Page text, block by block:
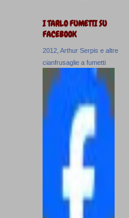
I TARLO FUMETTI SU
FACEBOOK
2012, Arthur Serpis e altre
cianfrusaglie a fumetti